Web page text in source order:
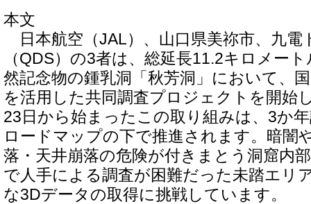
本文
日本航空（JAL）、山口県美祢市、九電
（QDS）の3者は、総延長11.2キロメー
然記念物の鍾乳洞「秋芳洞」において、
を活用した共同調査プロジェクトを開始
23日から始まったこの取り組みは、3か
ロードマップの下で推進されます。暗闇
落・天井崩落の危険が付きまとう洞窟内
で人手による調査が困難だった未踏エリ
な3Dデータの取得に挑戦しています。